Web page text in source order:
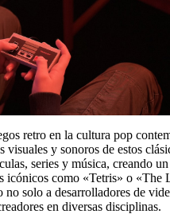
retro en la cultura pop
visuales y sonoros de estos
series y música, creando
icónicos como «Tetris» o «The
no solo a desarrolladores de
en diversas disciplinas.